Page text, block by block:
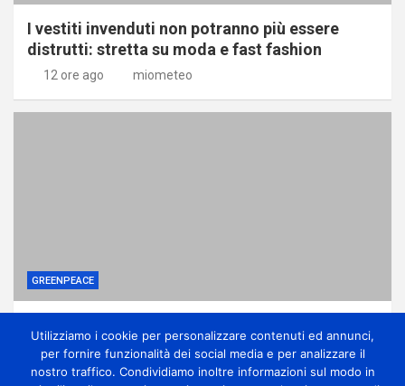
I vestiti invenduti non potranno più essere
distrutti: stretta su moda e fast fashion
12 ore ago miometeo
GREENPEACE
all’ennesima accelerazione senza dati certi
12 ore ago miometeo
Utilizziamo i cookie per personalizzare contenuti ed annunci,
per fornire funzionalità dei social media e per analizzare il
nostro traffico. Condividiamo inoltre informazioni sul modo in